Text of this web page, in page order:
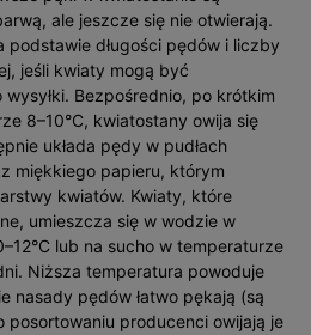
ale jeszcze się nie otwierają.
podstawie długości pędów i liczby
jeśli kwiaty mogą być
Bezpośrednio, po krótkim
8–10°C, kwiatostany owija się
układa pędy w pudłach
miękkiego papieru, którym
kwiatów. Kwiaty, które
umieszcza się w wodzie w
lub na sucho w temperaturze
Niższa temperatura powoduje
nasady pędów łatwo pękają (są
producenci owijają je